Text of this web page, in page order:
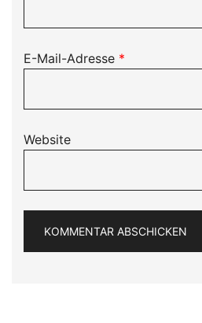
E-Mail-Adresse *
Website